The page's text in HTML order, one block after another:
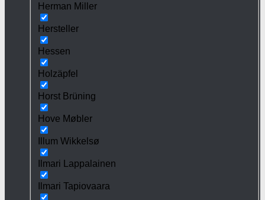
Herman Miller
Hersteller
Hessen
Holzäpfel
Horst Brüning
Hove Møbler
Illum Wikkelsø
Ilmari Lappalainen
Ilmari Tapiovaara